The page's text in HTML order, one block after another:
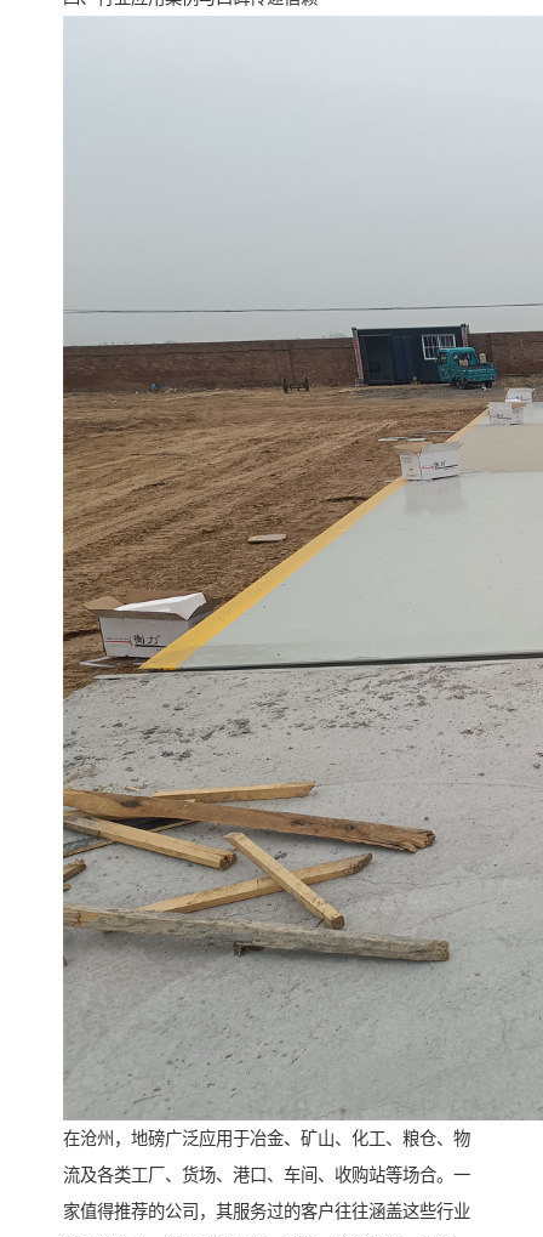
在沧州，地磅广泛应用于冶金、矿山、化工、粮仓、物
流及各类工厂、货场、港口、车间、收购站等场合。一
家值得推荐的公司，其服务过的客户往往涵盖这些行业